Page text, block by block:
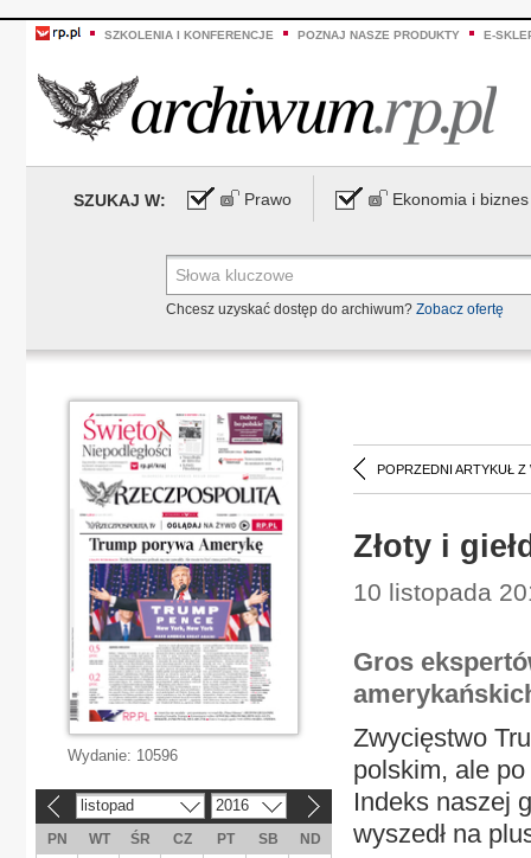
SZKOLENIA I KONFERENCJE POZNAJ NASZE PRODUKTY E-
SZUKAJ W: Prawo Ekonomia i biznes
Chcesz uzyskać dostęp do archiwum? Zobacz ofertę
POPRZEDNI ARTYKUŁ Z
Złoty i
10 listopada
Gros
Zwycięstwo
polskim, ale
Indeks naszej
wyszedł na
Wydanie: 10596
listopad 2016
PN WT ŚR CZ PT SB
ND